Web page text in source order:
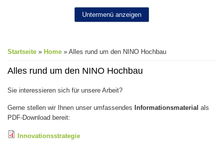
Untermenü anzeigen
Sie sind hier
Startseite » Home » Alles rund um den NINO Hochbau
Alles rund um den NINO Hochbau
Sie interessieren sich für unsere Arbeit?
Gerne stellen wir Ihnen unser umfassendes Informationsmaterial als
PDF-Download bereit:
Innovationsstrategie